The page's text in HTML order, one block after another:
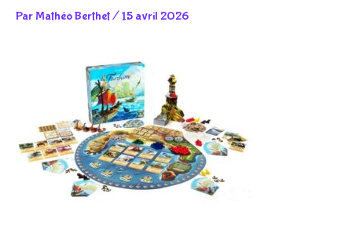
Par Mathéo Berthet/15 avril 2026